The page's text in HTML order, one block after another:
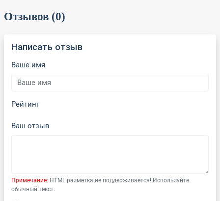
Отзывов (0)
Написать отзыв
Ваше имя
Рейтинг
Ваш отзыв
Примечание: HTML разметка не поддерживается! Используйте
обычный текст.